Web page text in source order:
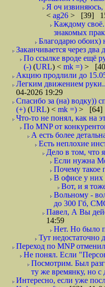
Я оч извиняюсь,
< ag26 > [39]
Каждому
знакомых
Благодарю обоих)
Заканчивается через
По ссылке вроде ещё
(-) (URL) < mk =) >
Акцию продлили до
Легким движением
04-2026 19:29
Спасибо за (на) водку))
(+) (URL) < mk =) > [64]
Что-то не понял, как на
По MNP от
А есть более
Есть неплохие
Дело в том, что
Если нужна
Почему такое
В офисе у них
Вот, и я
Вольному -
до 300 Гб,
Павел, А Вы
14:59
Нет. Но было
Тут недостаточно
Переход по MNP
Не понял. Если
Посмотрим. Был
ту же времянку, но с
Интересно, если уже